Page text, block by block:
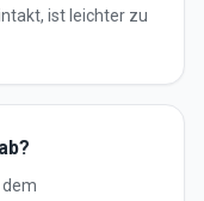
ist leichter zu